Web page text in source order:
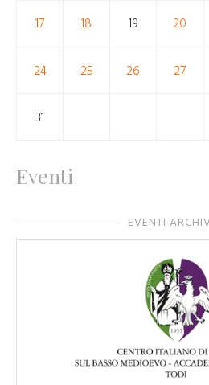
17 18 19 20
24 25 26 27
31
Eventi
EVENTI